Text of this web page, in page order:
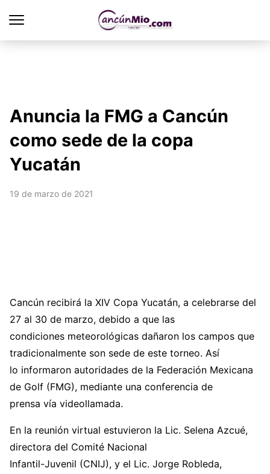
Anuncia la FMG a Cancún
como sede de la copa
Yucatán
19 de marzo de 2021
Cancún recibirá la XIV Copa Yucatán, a celebrarse del
27 al 30 de marzo, debido a que las
condiciones meteorológicas dañaron los campos que
tradicionalmente son sede de este torneo. Así
lo informaron autoridades de la Federación Mexicana
de Golf (FMG), mediante una conferencia de
prensa vía videollamada.
En la reunión virtual estuvieron la Lic. Selena Azcué,
directora del Comité Nacional
Infantil-Juvenil (CNIJ), y el Lic. Jorge Robleda,